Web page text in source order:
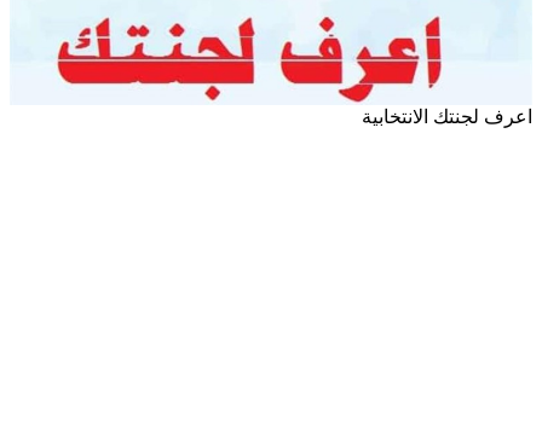
اعرف لجنتك الانتخابية